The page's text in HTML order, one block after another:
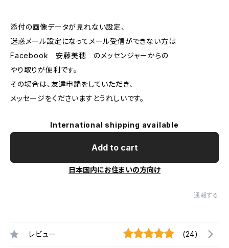
添付の画像データが見れない設定、
迷惑メール設定になってメール受信ができない方は
Facebook 安藤美穂 のメッセンジャーからの
やり取りが便利です。
その場合は、友達申請をしていただき、
メッセージをくださいますとうれしいです。
International shipping available
Add to cart
日本国内にお住まいの方向け
通報する
レビュー (24)